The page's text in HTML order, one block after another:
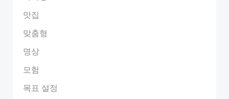
맛집
맞춤형
명상
모험
목표 설정